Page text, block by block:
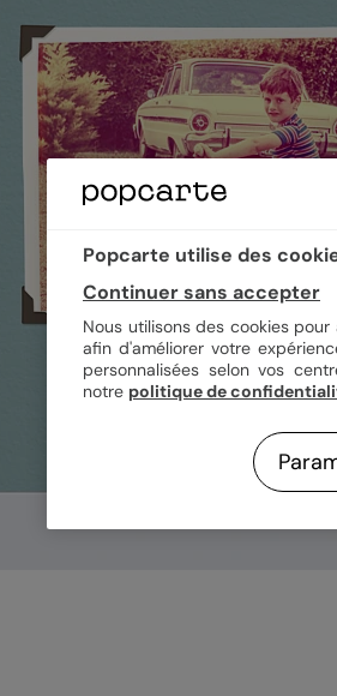
Popcarte utilise des
Continuer sans accepter
Nous utilisons des cookies
afin d'améliorer votre
personnalisées selon vos
notre politique de